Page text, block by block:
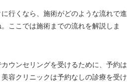
行くなら、施術がどのような流れで進
ここでは施術までの流れを解説しま
ウンセリングを受けるために、予約は
容クリニックは予約なしの診療を受け